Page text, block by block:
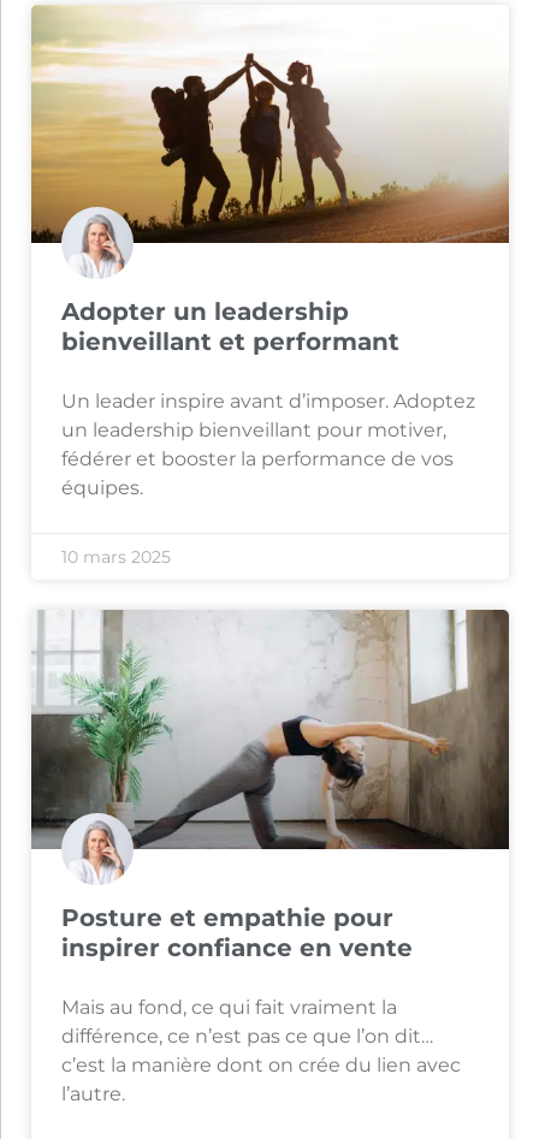
Adopter un leadership
bienveillant et performant
Un leader inspire avant d’imposer. Adoptez
un leadership bienveillant pour motiver,
fédérer et booster la performance de vos
équipes.
10 mars 2025
Posture et empathie pour
inspirer confiance en vente
Mais au fond, ce qui fait vraiment la
différence, ce n’est pas ce que l’on dit…
c’est la manière dont on crée du lien avec
l’autre.